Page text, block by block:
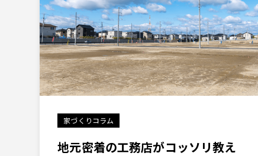
家づくりコラム
地元密着の工務店がコッソリ教え